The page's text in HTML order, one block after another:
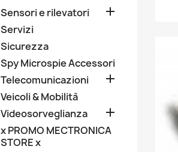
Sensori e rilevatori 
Servizi
Sicurezza
Spy Microspie Accessori
Telecomunicazioni

Veicoli & Mobilità
Videosorveglianza

x PROMO MECTRONICA
STORE x